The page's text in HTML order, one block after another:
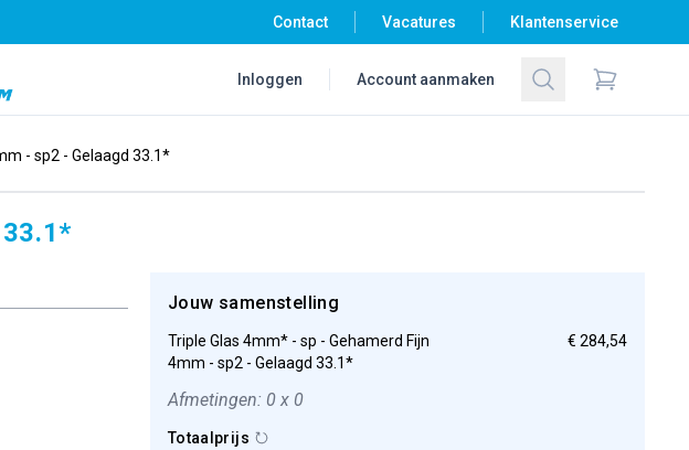
Contact Vacatures Klantenservice
Inloggen Account aanmaken Zoeken
Items in
- sp2 - Gelaagd 33.1*
Jouw samenstelling
Triple Glas 4mm* - sp - Gehamerd Fijn
4mm - sp2 - Gelaagd 33.1*
€ 284,54
Afmetingen: 0 x 0
Totaalprijs